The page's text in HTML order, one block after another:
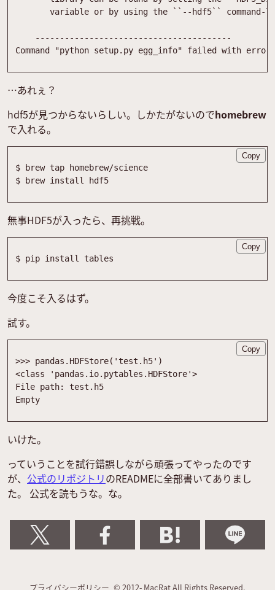
…あれぇ？
hdf5が見つからないらしい。しかたがないのでhomebrew
で入れる。
Copy
無事HDF5が入ったら、再挑戦。
Copy
今度こそ入るはず。
試す。
Copy
>>> pandas . HDFStore( ' test.h5' )
<class ' pandas . io. pytables . HDFStore'>
File path: test . h5
Empty
いけた。
っていうことを試行錯誤しながら頑張ってやったのです
が、 公式のリポジトリのREADMEに全部書いてありまし
た。 公式を読もうな。な。
プライバシーポリシー © 2012- MacRat All Rights Reserved.